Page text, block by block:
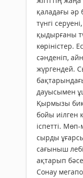
қаладағы әр
түнгі
қыдырғаны
көріністер.
сәнденіп,
жүргендей.
дауысымен
Қырмызы
бойы иілген
іспетті.
сырды
сағыныш
ақтарып
Сонау